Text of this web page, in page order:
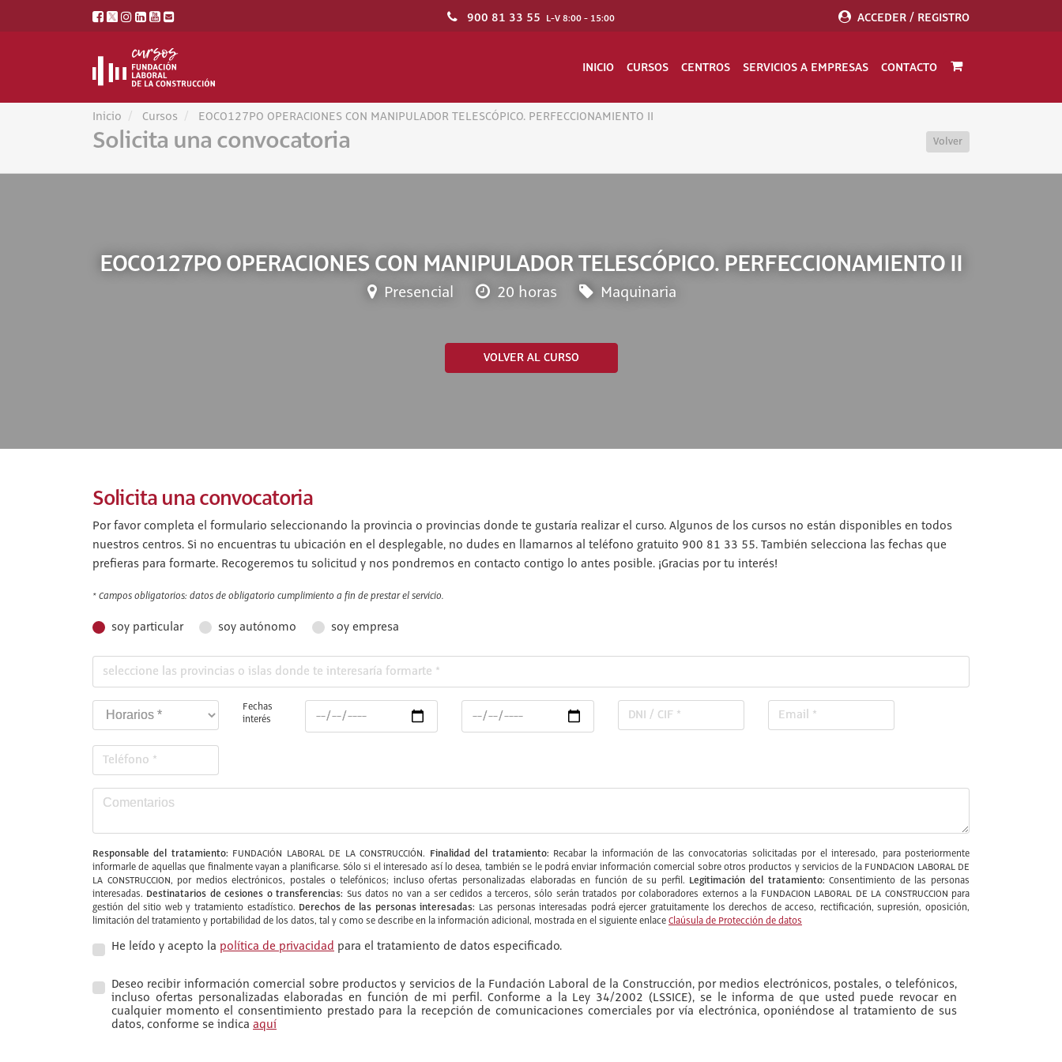
900 81 33 55 L-V 8:00 - 15:00 ACCEDER / REGISTRO
INICIO CURSOS CENTROS SERVICIOS A EMPRESAS CONTACTO
Inicio Cursos EOCO127PO OPERACIONES CON MANIPULADOR TELESCÓPICO. PERFECCIONAMIENTO II
Solicita una convocatoria Volver
EOCO127PO OPERACIONES CON MANIPULADOR TELESCÓPICO. PERFECCIONAMIENTO II
Presencial 20 horas Maquinaria
VOLVER AL CURSO
Solicita una convocatoria
Por favor completa el formulario seleccionando la provincia o provincias donde te gustaría realizar el curso. Algunos de los cursos no están disponibles en todos
nuestros centros. Si no encuentras tu ubicación en el desplegable, no dudes en llamarnos al teléfono gratuito 900 81 33 55. También selecciona las fechas que
prefieras para formarte. Recogeremos tu solicitud y nos pondremos en contacto contigo lo antes posible. ¡Gracias por tu interés!
* Campos obligatorios: datos de obligatorio cumplimiento a fin de prestar el servicio.
soy particular soy autónomo soy empresa
Fechas
interés
Responsable del tratamiento: FUNDACIÓN LABORAL DE LA CONSTRUCCIÓN. Finalidad del tratamiento: Recabar la información de las convocatorias solicitadas por el interesado, para posteriormente
informarle de aquellas que finalmente vayan a planificarse. Sólo si el interesado así lo desea, también se le podrá enviar información comercial sobre otros productos y servicios de la FUNDACION LABORAL DE
LA CONSTRUCCION, por medios electrónicos, postales o telefónicos; incluso ofertas personalizadas elaboradas en función de su perfil. Legitimación del tratamiento: Consentimiento de las personas
interesadas. Destinatarios de cesiones o transferencias: Sus datos no van a ser cedidos a terceros, sólo serán tratados por colaboradores externos a la FUNDACION LABORAL DE LA CONSTRUCCION para
gestión del sitio web y tratamiento estadístico. Derechos de las personas interesadas:
Las personas interesadas podrá ejercer gratuitamente los derechos de acceso, rectificación, supresión, oposición,
limitación del tratamiento y portabilidad de los datos, tal y como se describe en la información adicional, mostrada en el siguiente enlace Claúsula de Protección de datos
He leído y acepto la política de privacidad para el tratamiento de datos especificado.
Deseo recibir información comercial sobre productos y servicios de la Fundación Laboral de la Construcción, por medios electrónicos, postales, o telefónicos,
incluso ofertas personalizadas elaboradas en función de mi perfil. Conforme a la Ley 34/2002 (LSSICE), se le informa de que usted puede revocar en
cualquier momento el consentimiento prestado para la recepción de comunicaciones comerciales por vía electrónica, oponiéndose al tratamiento de sus
datos, conforme se indica aquí